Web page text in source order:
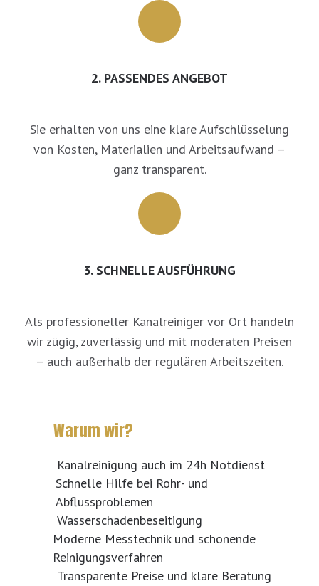
2. PASSENDES ANGEBOT
Sie erhalten von uns eine klare Aufschlüsselung
von Kosten, Materialien und Arbeitsaufwand –
ganz transparent.
3. SCHNELLE AUSFÜHRUNG
Als professioneller Kanalreiniger vor Ort handeln
wir zügig, zuverlässig und mit moderaten Preisen
– auch außerhalb der regulären Arbeitszeiten.
Warum wir?
Kanalreinigung auch im 24h Notdienst
Schnelle Hilfe bei Rohr- und
Abflussproblemen
Wasserschadenbeseitigung
Moderne Messtechnik und schonende
Reinigungsverfahren
Transparente Preise und klare Beratung